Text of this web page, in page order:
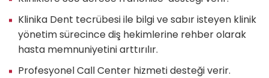
Klinika Dent tecrübesi ile bilgi ve sabır isteyen klinik
yönetim sürecince diş hekimlerine rehber olarak
hasta memnuniyetini arttırılır.
Profesyonel Call Center hizmeti desteği verir.